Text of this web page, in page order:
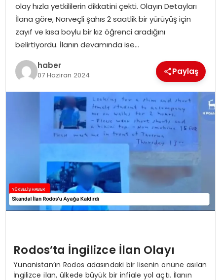
olay hızla yetkililerin dikkatini çekti. Olayın Detayları
İlana göre, Norveçli şahıs 2 saatlik bir yürüyüş için
zayıf ve kısa boylu bir kız öğrenci aradığını
belirtiyordu. İlanın devamında ise…
haber
07 Haziran 2024 Paylaş
Rodos’ta İngilizce İlan Olayı
Yunanistan’ın Rodos adasındaki bir lisenin önüne asılan
İngilizce ilan, ülkede büyük bir infiale yol açtı. İlanın